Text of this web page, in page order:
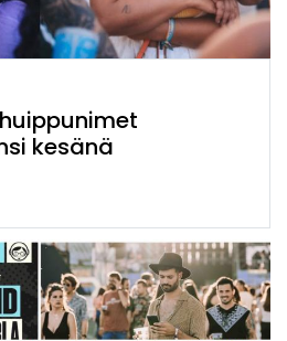
huippunimet
kesänä